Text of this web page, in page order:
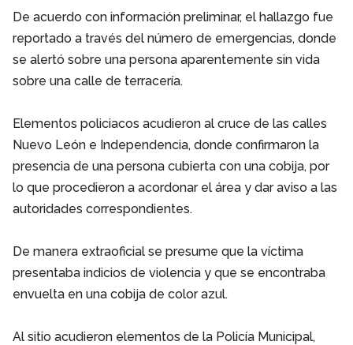
De acuerdo con información preliminar, el hallazgo fue
reportado a través del número de emergencias, donde
se alertó sobre una persona aparentemente sin vida
sobre una calle de terracería.
Elementos policiacos acudieron al cruce de las calles
Nuevo León e Independencia, donde confirmaron la
presencia de una persona cubierta con una cobija, por
lo que procedieron a acordonar el área y dar aviso a las
autoridades correspondientes.
De manera extraoficial se presume que la víctima
presentaba indicios de violencia y que se encontraba
envuelta en una cobija de color azul.
Al sitio acudieron elementos de la Policía Municipal,